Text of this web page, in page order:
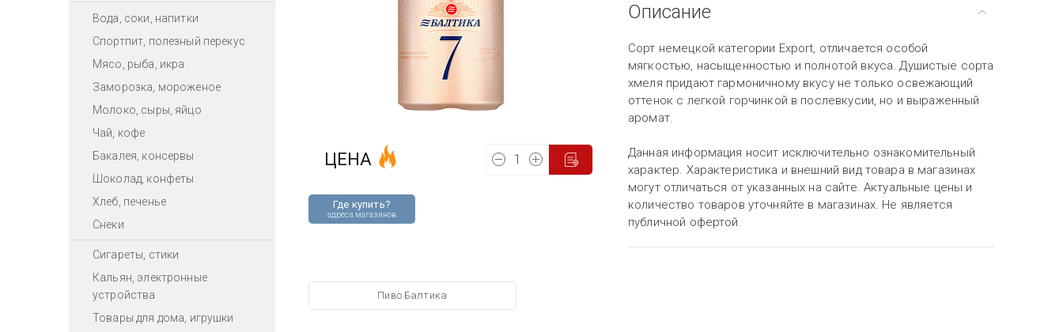
Вода, соки, напитки
Спортпит, полезный перекус
Мясо, рыба, икра
Заморозка, мороженое
Молоко, сыры, яйцо
Чай, кофе
Бакалея, консервы
Шоколад, конфеты
Хлеб, печенье
Снеки
Сигареты, стики
Кальян, электронные
устройства
Товары для дома, игрушки
Где купить?
адреса магазинов
ЦЕНА
Описание
Cорт немецкой категории Export, отличается особой
мягкостью, насыщенностью и полнотой вкуса. Душистые сорта
хмеля придают гармоничному вкусу не только освежающий
оттенок с легкой горчинкой в послевкусии, но и выраженный
аромат.
Данная информация носит исключительно ознакомительный
характер. Характеристика и внешний вид товара в магазинах
могут отличаться от указанных на сайте. Актуальные цены и
количество товаров уточняйте в магазинах. Не является
публичной офертой.
Пиво Балтика